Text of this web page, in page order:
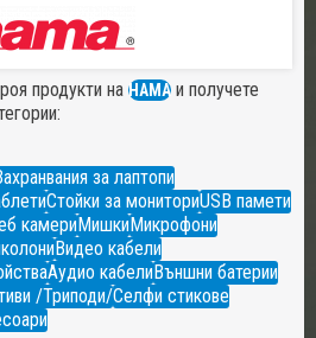
продукти на HAMA и получете
за лаптопи
Стойки за мониториUSB памети
камериМишкиМикрофони
Видео кабели
Аудио кабелиВъншни батерии
/Триподи/Селфи стикове